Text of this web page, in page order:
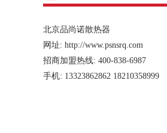
北京品尚诺散热器
网址: http://www.psnsrq.com
招商加盟热线: 400-838-6987
手机: 13323862862 18210358999